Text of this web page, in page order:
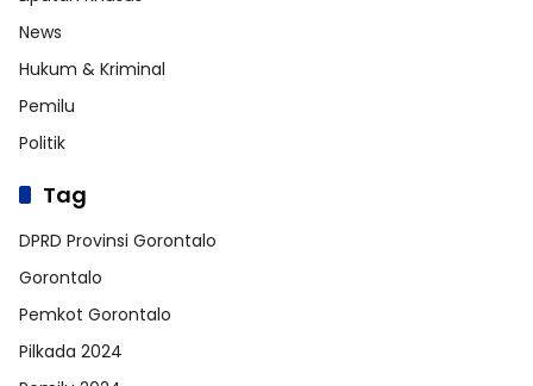
News
Hukum & Kriminal
Pemilu
Politik
Tag
DPRD Provinsi Gorontalo
Gorontalo
Pemkot Gorontalo
Pilkada 2024